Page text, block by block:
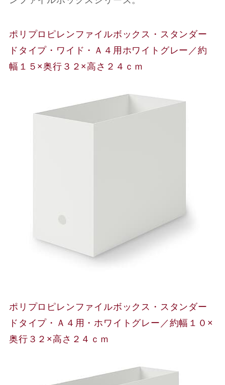
ポリプロピレンファイルボックス・スタンダー
ドタイプ・ワイド・Ａ４用ホワイトグレー／約
幅１５×奥行３２×高さ２４ｃｍ
ポリプロピレンファイルボックス・スタンダー
ドタイプ・Ａ４用・ホワイトグレー／約幅１０×
奥行３２×高さ２４ｃｍ